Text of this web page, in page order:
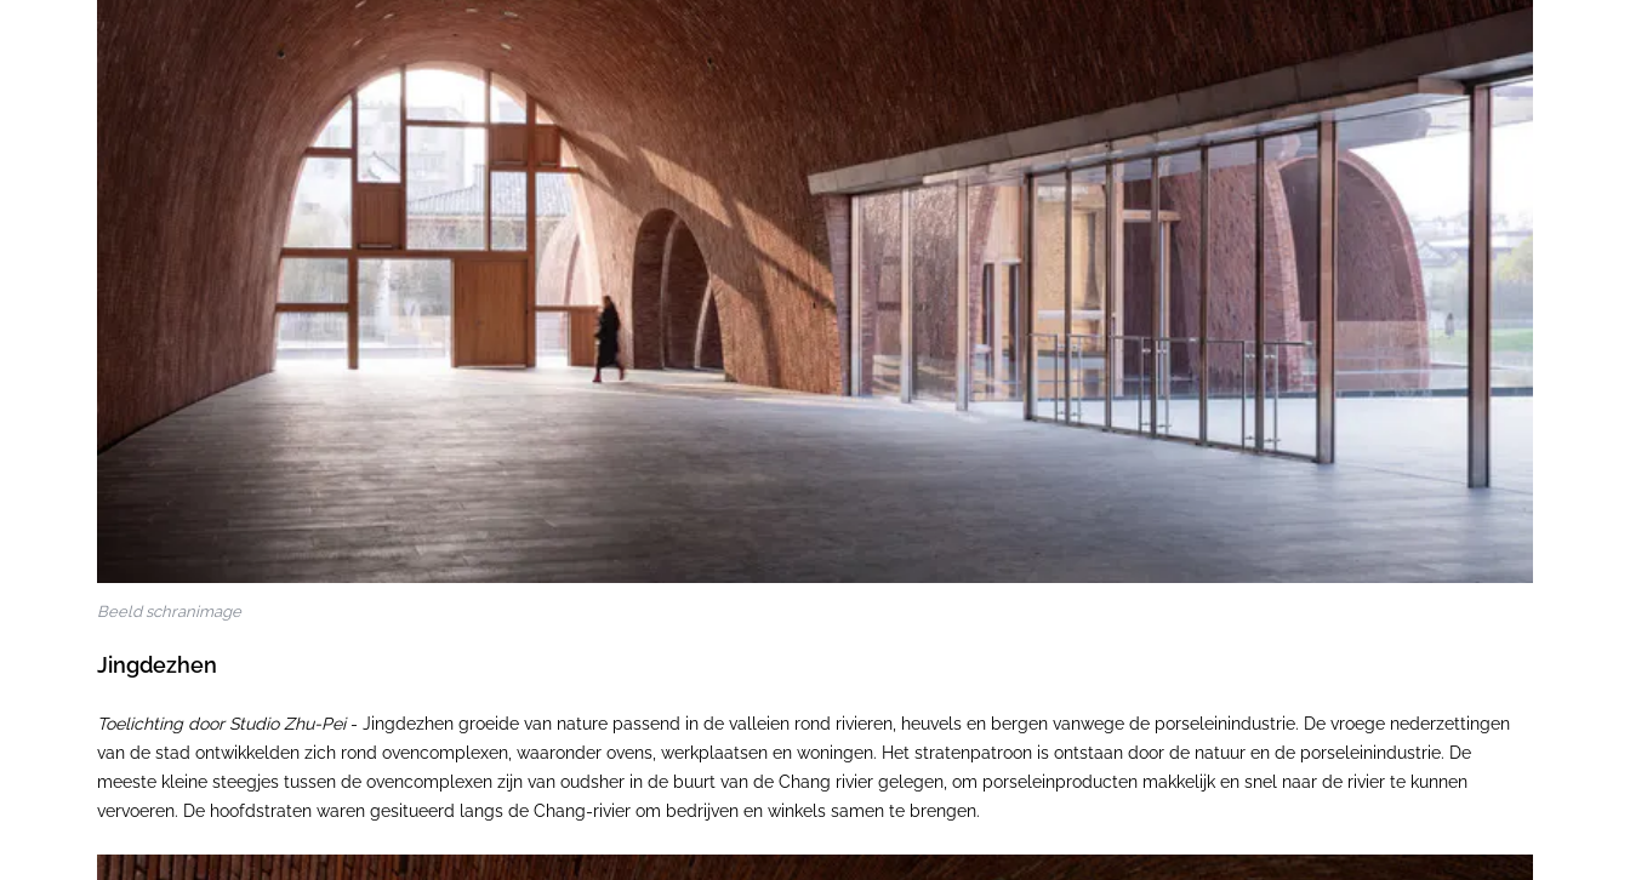
Beeld schranimage
Jingdezhen
Toelichting door Studio Zhu-Pei- Jingdezhen groeide van nature passend in de valleien rond rivieren, heuvels en bergen vanwege de porseleinindustrie. De vroege nederzettingen
van de stad ontwikkelden zich rond ovencomplexen, waaronder ovens, werkplaatsen en woningen. Het stratenpatroon is ontstaan ​​door de natuur en de porseleinindustrie. De
meeste kleine steegjes tussen de ovencomplexen zijn van oudsher in de buurt van de Chang rivier gelegen, om porseleinproducten makkelijk en snel naar de rivier te kunnen
vervoeren. De hoofdstraten waren gesitueerd langs de Chang-rivier om bedrijven en winkels samen te brengen.